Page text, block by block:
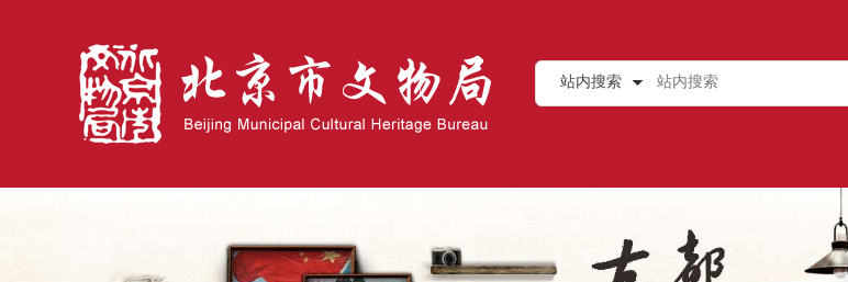
站内搜索